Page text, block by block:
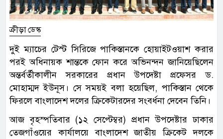
ক্রীড়া ডেস্ক
দুই ম্যাচের টেস্ট সিরিজে পাকিস্তানকে হোয়াইটওয়াশ করার
পরই অধিনায়ক শান্তকে ফোন করে অভিনন্দন জানিয়েছিলেন
অন্তর্বর্তীকালীন সরকারের প্রধান উপদেষ্টা প্রফেসর ড.
মোহাম্মদ ইউনূস। সে সময়ই বলা হয়েছিল, পাকিস্তান থেকে
ফিরলে বাংলাদেশ দলের ক্রিকেটারদের সংবর্ধনা দেবেন তিনি।
আজ বৃহস্পতিবার (১২ সেপ্টেম্বর) প্রধান উপদেষ্টার ঢাকার
তেজগাঁওয়ের কার্যালয়ে বাংলাদেশ জাতীয় ক্রিকেট দলকে